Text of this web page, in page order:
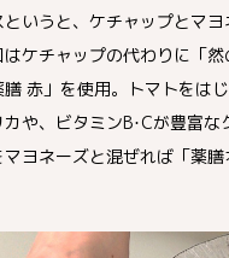
いうと、ケチャップとマ
ケチャップの代わりに「
赤」を使用。トマトをは
や、ビタミンB･Cが豊富な
ヨネーズと混ぜれば「薬